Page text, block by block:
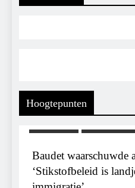
Hoogtepunten
al in 2020:
voor klimaat en